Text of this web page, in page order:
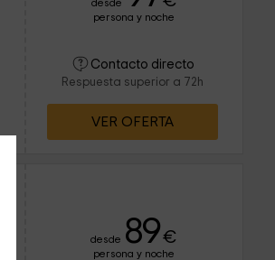
desde
persona y noche
Contacto directo
Respuesta superior a 72h
VER OFERTA
desde 89€
persona y noche